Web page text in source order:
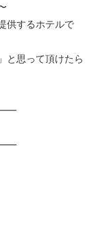
供するホテルで
と思って頂けたら